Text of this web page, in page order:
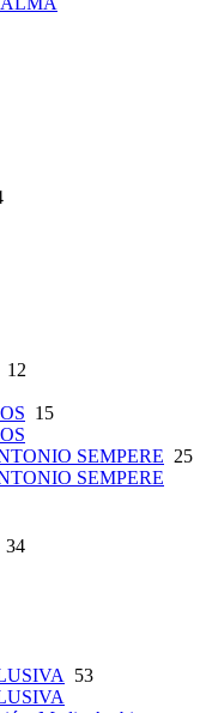
12
15
SEMPERE 25
SEMPERE
34
53